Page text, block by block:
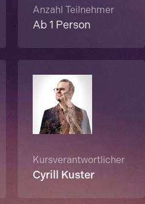
Anzahl Teilnehmer
Ab 1 Person
Kursverantwortlicher
Cyrill Kuster